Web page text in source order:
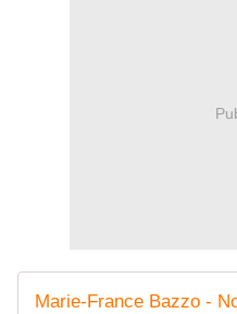
Marie-France Bazzo -